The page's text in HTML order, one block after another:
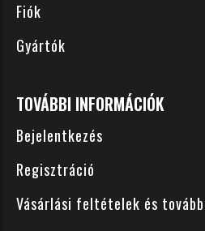
Fiók
Gyártók
TOVÁBBI INFORMÁCIÓK
Bejelentkezés
Regisztráció
Vásárlási feltételek és